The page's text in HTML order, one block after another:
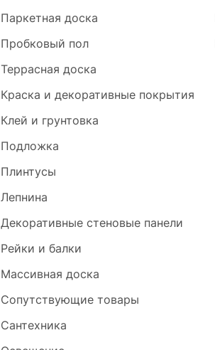
Паркетная доска
Пробковый пол
Террасная доска
Краска и декоративные покрытия
Клей и грунтовка
Подложка
Плинтусы
Лепнина
Декоративные стеновые панели
Рейки и балки
Массивная доска
Сопутствующие товары
Сантехника